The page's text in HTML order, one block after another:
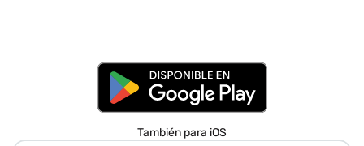
También para iOS